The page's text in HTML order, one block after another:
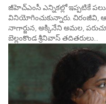
జీహెచ్ఎంసీ ఎన్నికల్లో ఇప్పటికే
వినియోగించుకున్నారు. చిరంజీవి,
నాగార్జున, అక్కినేని అమల,
బెల్లంకొండ శ్రీనివాస్ తదితరులు...